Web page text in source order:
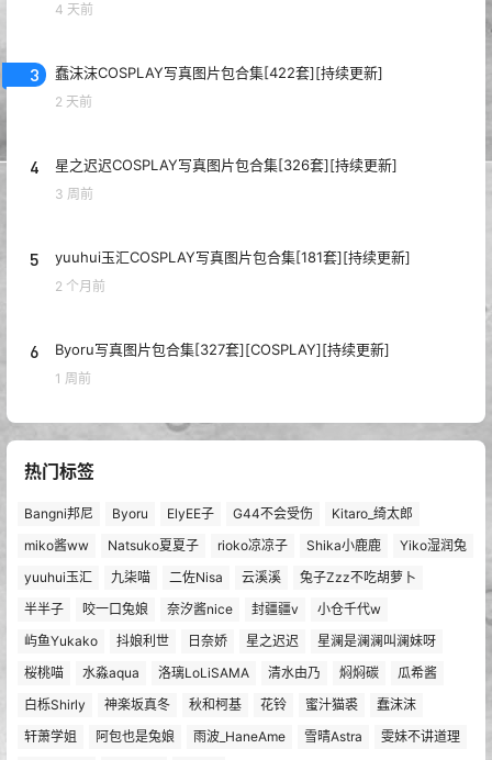
4 天前
3 蠢沫沫COSPLAY写真图片包合集[422套][持续更新]
2 天前
4 星之迟迟COSPLAY写真图片包合集[326套][持续更新]
3 周前
5 yuuhui玉汇COSPLAY写真图片包合集[181套][持续更新]
2 个月前
6 Byoru写真图片包合集[327套][COSPLAY][持续更新]
1 周前
热门标签
Bangni邦尼 Byoru ElyEE子 G44不会受伤
Kitaro_绮太郎
miko酱ww
Natsuko夏夏子 rioko凉凉子 Shika小鹿鹿
Yiko湿润兔
yuuhui玉汇
九柒喵 二佐Nisa 云溪溪
兔子Zzz不吃胡萝卜
半半子
咬一口兔娘 奈汐酱nice 封疆疆v
小仓千代w
屿鱼Yukako
抖娘利世 日奈娇 星之迟迟
星澜是澜澜叫澜妹呀
桜桃喵
水淼aqua 洛璃LoLiSAMA 清水由乃 焖焖碳
瓜希酱
白栎Shirly
神楽坂真冬 秋和柯基 花铃 蜜汁猫裘
蠢沫沫
轩萧学姐
阿包也是兔娘 雨波_HaneAme 雪晴Astra 雯妹不讲道理